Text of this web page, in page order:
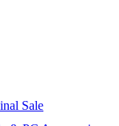
Sale